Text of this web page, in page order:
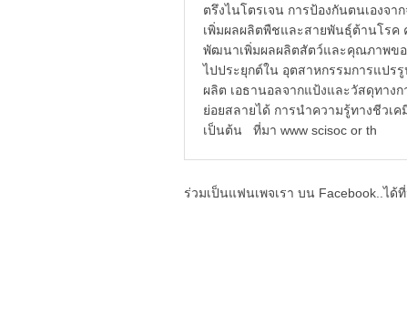
ตรึงไนโตรเจน การป้องกันตนเองจ
เพิ่มผลผลิตพืชและสายพันธุ์ต้านโรค
พัฒนาเพิ่มผลผลิตสัตว์และคุณภาพ
ไปประยุกต์ใน อุตสาหกรรมการแปร
ผลิต เอธานอลจากแป้งและวัสดุทาง
ย่อยสลายได้ การนำความรู้ทางชีวเ
เป็นต้น ที่มา www scisoc or th
ร่วมเป็นแฟนเพจเรา บน Facebook..ได้